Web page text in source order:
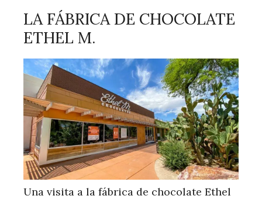
LA FÁBRICA DE CHOCOLATE
ETHEL M.
Una visita a la fábrica de chocolate Ethel